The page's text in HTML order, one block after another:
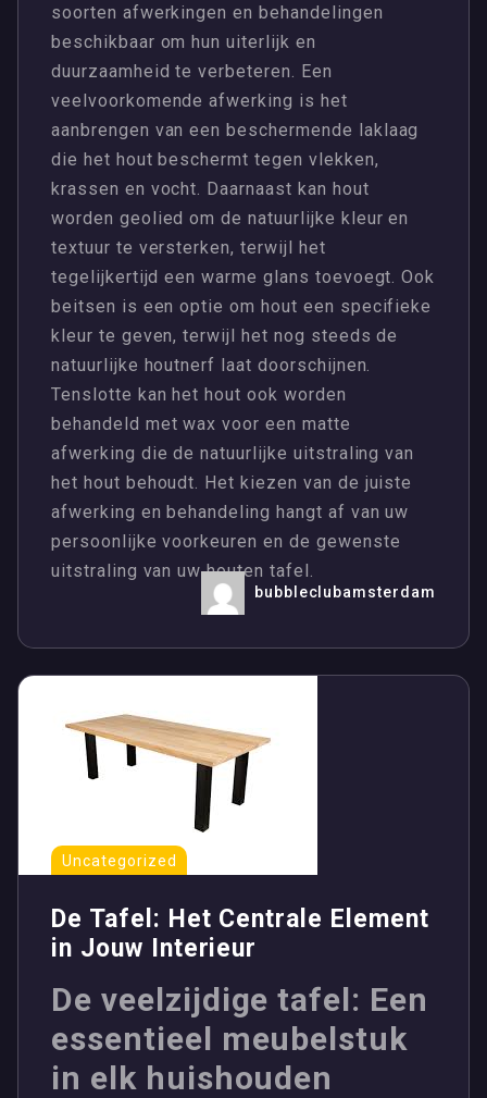
soorten afwerkingen en behandelingen
beschikbaar om hun uiterlijk en
duurzaamheid te verbeteren. Een
veelvoorkomende afwerking is het
aanbrengen van een beschermende laklaag
die het hout beschermt tegen vlekken,
krassen en vocht. Daarnaast kan hout
worden geolied om de natuurlijke kleur en
textuur te versterken, terwijl het
tegelijkertijd een warme glans toevoegt. Ook
beitsen is een optie om hout een specifieke
kleur te geven, terwijl het nog steeds de
natuurlijke houtnerf laat doorschijnen.
Tenslotte kan het hout ook worden
behandeld met wax voor een matte
afwerking die de natuurlijke uitstraling van
het hout behoudt. Het kiezen van de juiste
afwerking en behandeling hangt af van uw
persoonlijke voorkeuren en de gewenste
uitstraling van uw houten tafel.
bubbleclubamsterdam
Uncategorized
De Tafel: Het Centrale Element
in Jouw Interieur
De veelzijdige tafel: Een
essentieel meubelstuk
in elk huishouden